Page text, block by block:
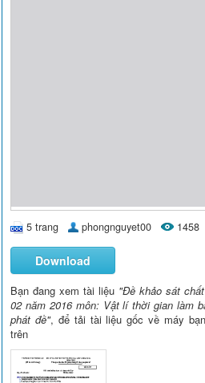
5 trang phongnguyet00 1458
Download
Bạn đang xem tài liệu "Đề khảo sát
02 năm 2016 môn: Vật lí thời gian làm
phát đề", để tải tài liệu gốc về máy
trên